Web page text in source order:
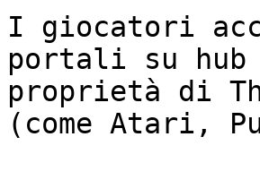
I giocatori
portali su hub
proprietà di
(come Atari,